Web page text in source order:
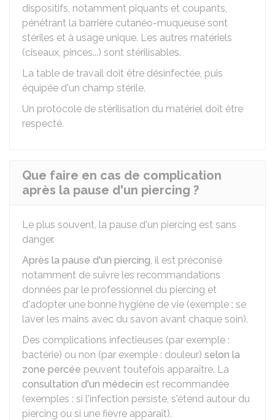
dispositifs, notamment piquants et coupants,
pénétrant la barrière cutanéo-muqueuse sont
stériles et à usage unique. Les autres matériels
(ciseaux, pinces...) sont stérilisables.
La table de travail doit être désinfectée, puis
équipée d'un champ stérile.
Un protocole de stérilisation du matériel doit être
respecté.
Que faire en cas de complication
après la pause d'un piercing ?
Le plus souvent, la pause d'un piercing est sans
danger.
Après la pause d'un piercing, il est préconisé
notamment de suivre les recommandations
données par le professionnel du piercing et
d'adopter une bonne hygiène de vie (exemple : se
laver les mains avec du savon avant chaque soin).
Des complications infectieuses (par exemple :
bactérie) ou non (par exemple : douleur) selon la
zone percée peuvent toutefois apparaître. La
consultation d'un médecin est recommandée
(exemples : si l'infection persiste, s'étend autour du
piercing ou si une fièvre apparaît).